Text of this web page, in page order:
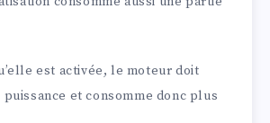
est activée, le moteur doit
et consomme donc plus